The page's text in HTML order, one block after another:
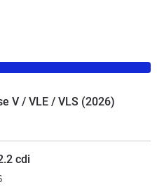
V / VLE / VLS (2026)
cdi